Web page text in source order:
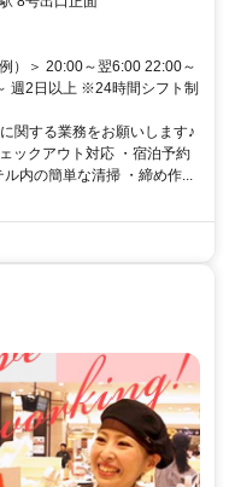
）＞ 20:00～翌6:00 22:00～
週2日以上 ※24時間シフト制
関する業務をお願いします♪
ックアウト対応 ・宿泊予約
内の簡単な清掃 ・締め作...